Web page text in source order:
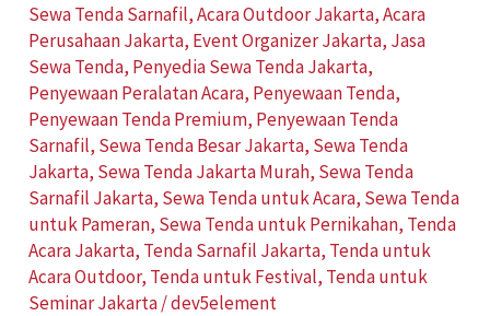
Sewa Tenda Sarnafil,Acara Outdoor Jakarta,Acara
Perusahaan Jakarta, Event Organizer Jakarta, Jasa
Sewa Tenda, Penyedia Sewa Tenda Jakarta,
Penyewaan Peralatan Acara, Penyewaan Tenda,
Penyewaan Tenda Premium, Penyewaan Tenda
Sarnafil, Sewa Tenda Besar Jakarta, Sewa Tenda
Jakarta, Sewa Tenda Jakarta Murah, Sewa Tenda
Sarnafil Jakarta, Sewa Tenda untuk Acara, Sewa Tenda
untuk Pameran, Sewa Tenda untuk Pernikahan, Tenda
Acara Jakarta, Tenda Sarnafil Jakarta, Tenda untuk
Acara Outdoor, Tenda untuk Festival, Tenda untuk
Seminar Jakarta/dev5element
Aman